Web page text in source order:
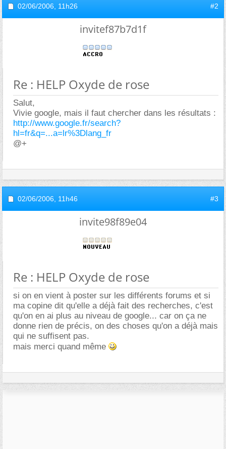
02/06/2006, 11h26 #2
invitef87b7d1f
Re : HELP Oxyde de rose
Salut,
Vivie google, mais il faut chercher dans les résultats :
http://www.google.fr/search?
hl=fr&q=...a=lr%3Dlang_fr
@+
02/06/2006, 11h46 #3
invite98f89e04
Re : HELP Oxyde de rose
si on en vient à poster sur les différents forums et si
ma copine dit qu'elle a déjà fait des recherches, c'est
qu'on en ai plus au niveau de google... car on ça ne
donne rien de précis, on des choses qu'on a déjà mais
qui ne suffisent pas.
mais merci quand même